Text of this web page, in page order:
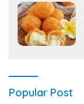
Popular Post